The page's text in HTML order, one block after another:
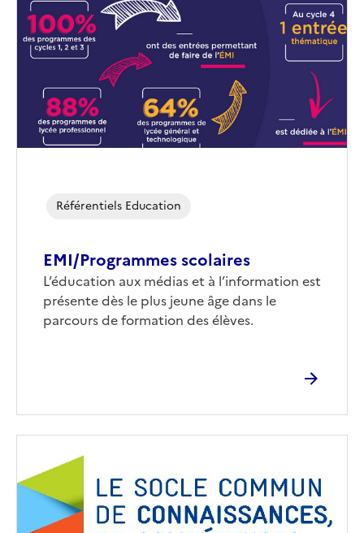
EMI/Programmes scolaires
Corps
L’éducation aux médias et à l’information est
présente dès le plus jeune âge dans le
parcours de formation des élèves.
Référentiels Education
couverture
(conseillée)
couverture
(conseillée)